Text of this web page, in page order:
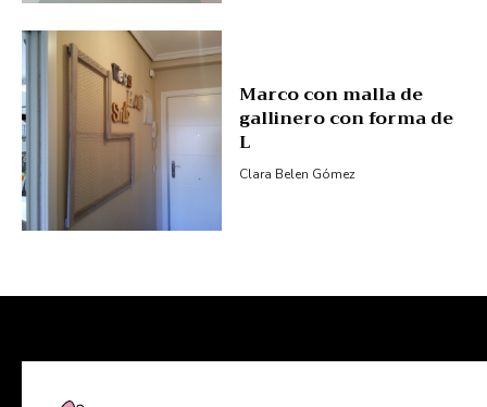
Marco con malla de
gallinero con forma de
L
Clara Belen Gómez